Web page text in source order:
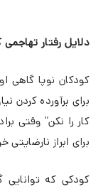
دلایل رفتار تهاجمی
کودکان نوپا گاهی
برای برآورده کردن
کار را نکن” وقتی
برای ابراز
کودکی که توانایی